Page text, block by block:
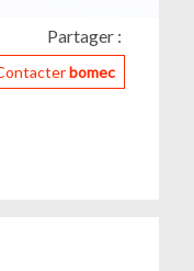
Partager :
bomec